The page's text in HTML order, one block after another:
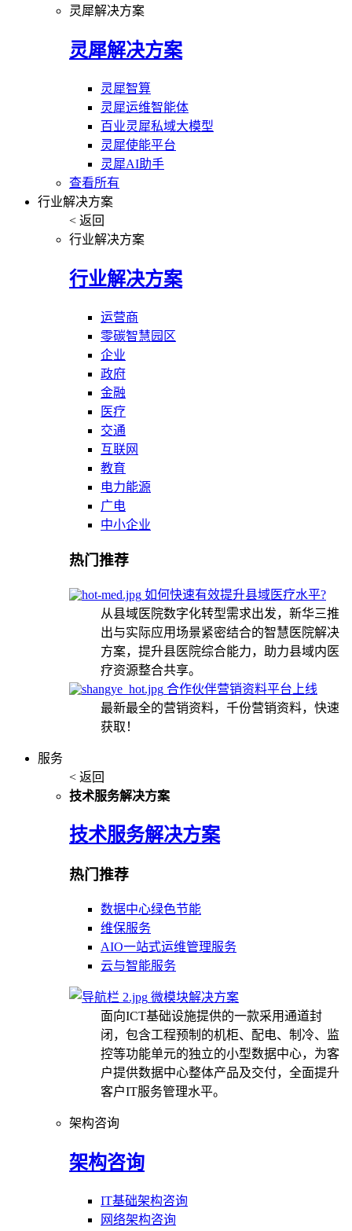
灵犀解决方案
灵犀解决方案
灵犀智算
灵犀运维智能体
百业灵犀私域大模型
灵犀使能平台
灵犀AI助手
查看所有
行业解决方案
< 返回
行业解决方案
行业解决方案
运营商
零碳智慧园区
企业
政府
金融
医疗
交通
互联网
教育
电力能源
广电
中小企业
热门推荐
如何快速有效提升县域医疗水平?
从县域医院数字化转型需求出发，新华三推
出与实际应用场景紧密结合的智慧医院解决
方案，提升县医院综合能力，助力县域内医
疗资源整合共享。
合作伙伴营销资料平台上线
最新最全的营销资料，千份营销资料，快速
获取！
服务
< 返回
技术服务解决方案
技术服务解决方案
热门推荐
数据中心绿色节能
维保服务
AIO一站式运维管理服务
云与智能服务
微模块解决方案
面向ICT基础设施提供的一款采用通道封
闭，包含工程预制的机柜、配电、制冷、监
控等功能单元的独立的小型数据中心，为客
户提供数据中心整体产品及交付，全面提升
客户IT服务管理水平。
架构咨询
架构咨询
IT基础架构咨询
网络架构咨询